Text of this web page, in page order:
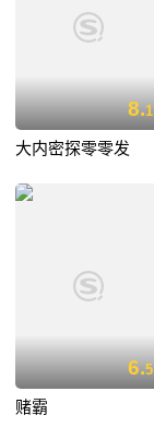
8.1
大内密探零零发
6.5
赌霸